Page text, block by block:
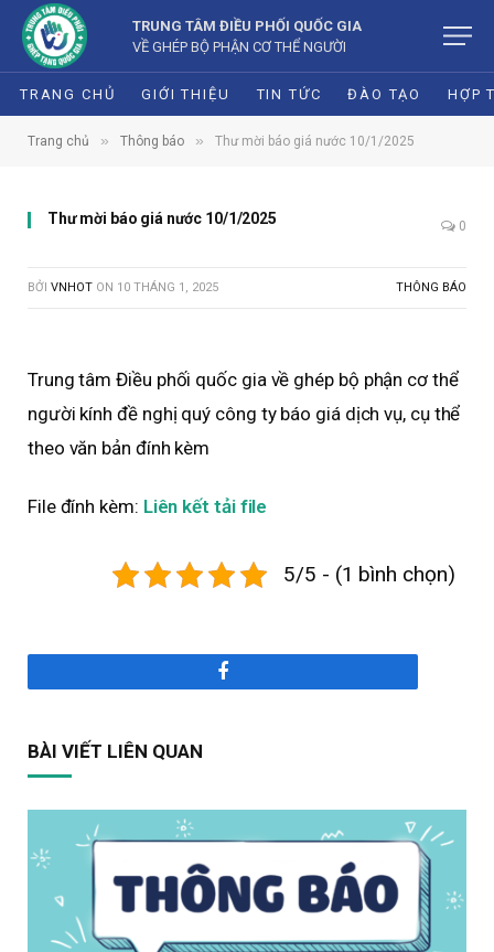
TRUNG TÂM ĐIỀU PHỐI QUỐC GIA
VỀ GHÉP BỘ PHẬN CƠ THỂ NGƯỜI
TRANG CHỦ GIỚI THIỆU TIN TỨC ĐÀO TẠO HỢP
Trang chủ » Thông báo » Thư mời báo giá nước 10/1/2025
Thư mời báo giá nước 10/1/2025 0
BỞI VNHOT ON 10 THÁNG 1, 2025 THÔNG BÁO
Trung tâm Điều phối quốc gia về ghép bộ phận cơ thể
người kính đề nghị quý công ty báo giá dịch vụ, cụ thể
theo văn bản đính kèm
File đính kèm: Liên kết tải file
5/5 - (1 bình chọn)
Facebook
BÀI VIẾT LIÊN QUAN